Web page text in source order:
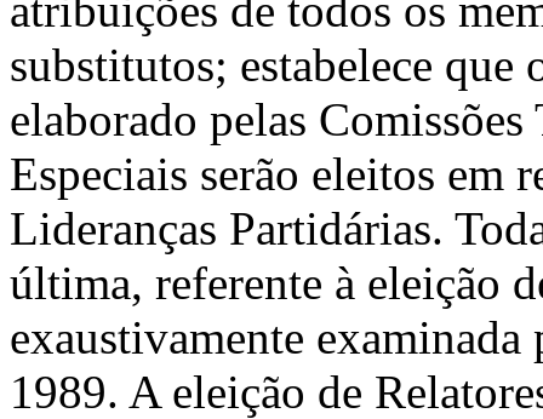
substitutos; estabelece
elaborado pelas
Especiais serão eleitos em
Lideranças Partidárias.
última, referente à eleição
exaustivamente examinada
1989. A eleição de